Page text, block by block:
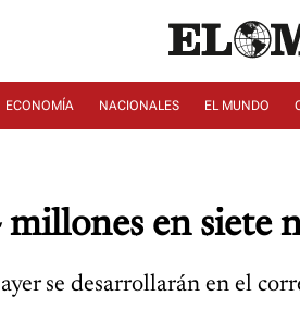
ECONOMÍA NACIONALES EL MUNDO
en siete
se desarrollarán en el